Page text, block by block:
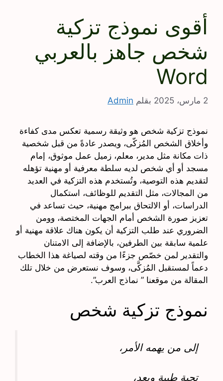
أقوى نموذج تزكية
شخص جاهز بالعربي
Word
2 مارس، 2025 بقلم Admin
نموذج تزكية شخص هو وثيقة رسمية تعكس مدى كفاءة
وأخلاق الشخص المُزكّى، ويصدر عادةً من قبل شخصية
ذات مكانة مثل مدير، معلم، زميل عمل موثوق، إمام
مسجد أو أي شخص لديه سلطة معرفية أو مهنية تؤهله
لتقديم هذه التوصية، وتُستخدم هذه التزكية في العديد
من المجالات، مثل التقديم للوظائف، استكمال
الدراسات، أو الالتحاق ببرامج مهنية، حيث تساعد في
تعزيز صورة الشخص أمام الجهات المختصة، وومن
الضروري عند طلب التزكية أن يكون هناك علاقة مهنية أو
علمية سابقة بين الطرفين، بالإضافة إلى الامتنان
والتقدير لمن خصّص جزءًا من وقته لصياغة هذا الخطاب
دعماً لمستقبل المُزكَّى، وسوف نستعرض من خلال تلك
المقالة من موقعنا ” نماذج العرب”.
نموذج تزكية شخص
إلى من يهمه الأمر،
تحية طيبة وبعد،